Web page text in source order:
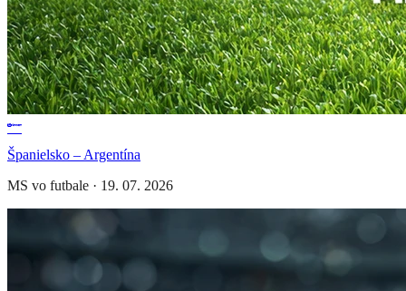
Španielsko – Argentína
MS vo futbale · 19. 07. 2026